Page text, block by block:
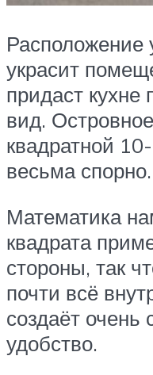
Расположение
украсит
придаст
вид.
квадратной
весьма спорно.
Математика
квадрата
стороны, так
почти всё
создаёт очень
удобство.